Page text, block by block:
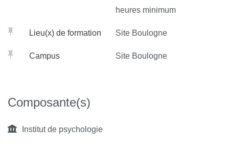
heures minimum
Lieu(x) de formation Site Boulogne
Campus Site Boulogne
Composante(s)
Institut de psychologie